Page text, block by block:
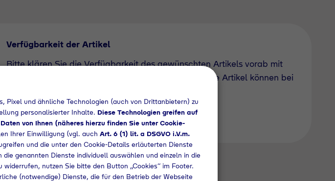
Verfügbarkeit der Artikel
Bitte klären Sie die Verfügbarkeit des gewünschten Artikels vorab mit
unserem Vertriebspartner. Auch derzeit nicht geführte Artikel können bei
+49 919320799712
Pixel und ähnliche Technologien (auch von Drittanbietern) zu
personalisierter Inhalte. Diese Technologien greifen auf
von Ihnen (näheres hierzu finden Sie unter Cookie-
Ihrer Einwilligung (vgl. auch Art. 6 (1) lit. a DSGVO i.V.m.
und die unter den Cookie-Details erläuterten Dienste
genannten Dienste individuell auswählen und einzeln in die
nutzen Sie bitte den Button „Cookies“ im Footer.
(notwendige) Dienste, die für den Betrieb der Webseite